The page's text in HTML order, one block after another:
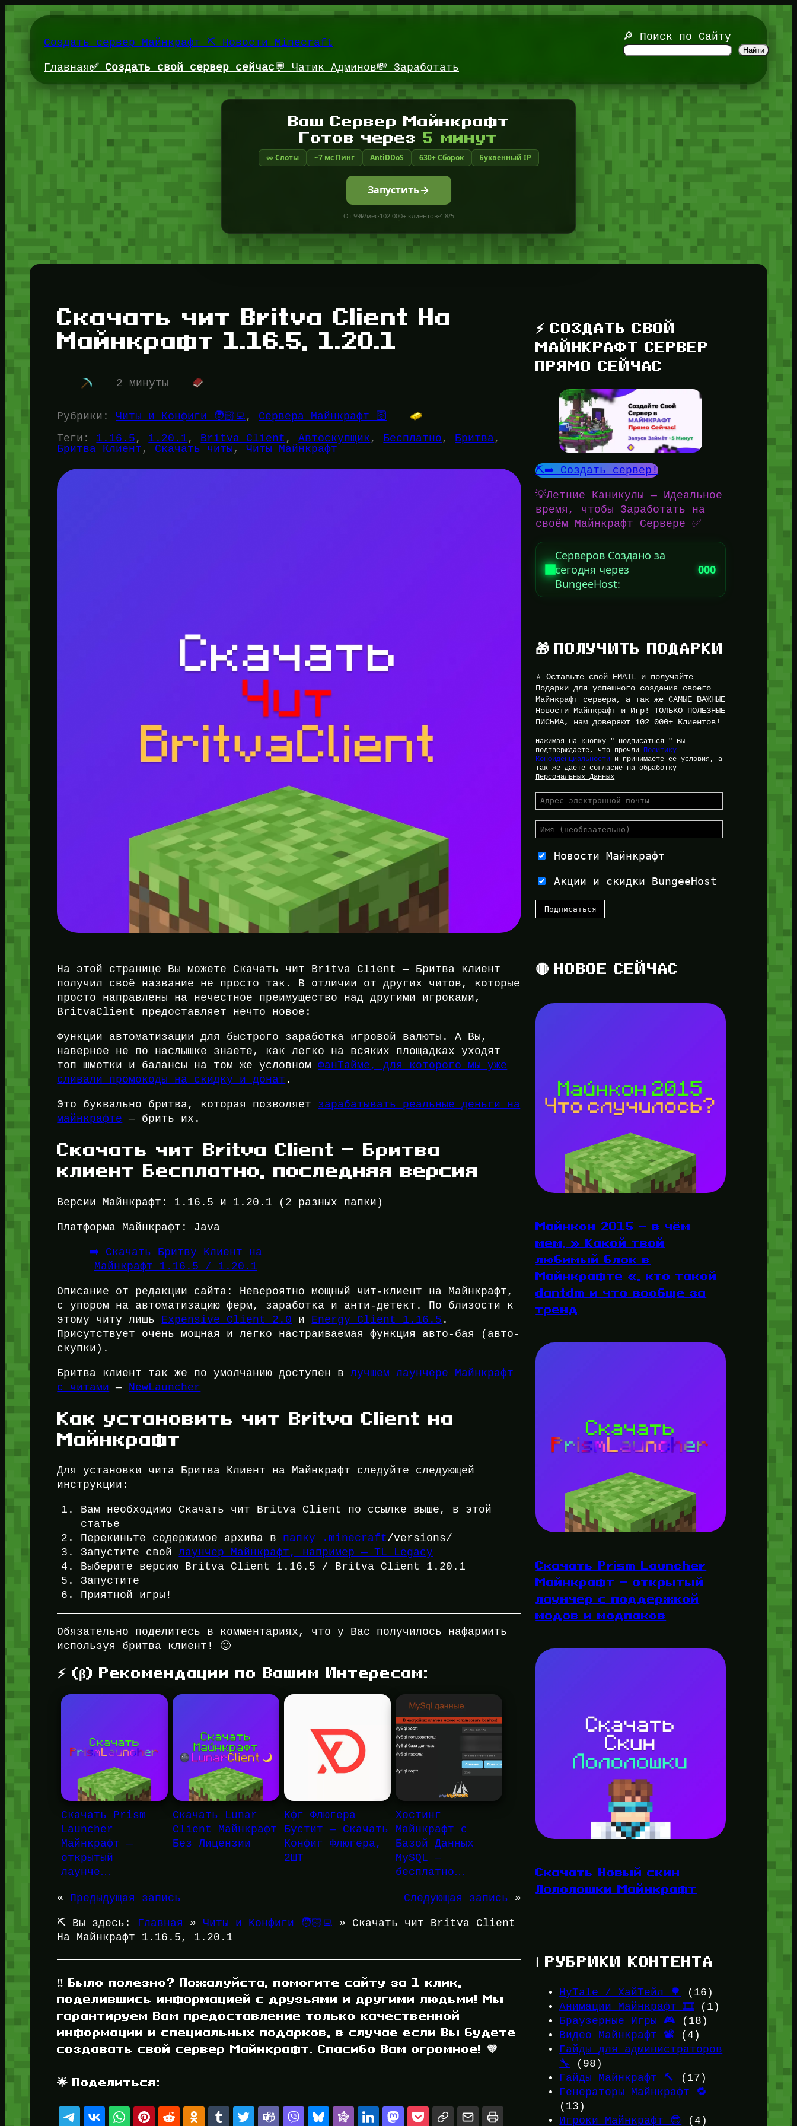
Перейти
содержимомуСоздать сервер Майнкрафт ⛏️ Новости Minecraft
🔎 Поиск по Сайту
Найти
Главная✅ Создать свой сервер сейчас💬 Чатик Админов💸 Заработать
Ваш Сервер Майнкрафт
Готов через5 минут
∞ Слоты ~7 мс Пинг AntiDDoS 630+ Сборок Буквенный IP
Запустить
От 99₽/мес·102 000+ клиентов·4.8/5
Скачать чит Britva Client На
Майнкрафт 1.16.5, 1.20.1
2 минуты
Рубрики:Читы и Конфиги 🧑🏻‍💻 , Сервера Майнкрафт 🛜
Теги: 1.16.5 , 1.20.1 , Britva Client , Автоскупщик , Бесплатно , Бритва
Бритва Клиент , Скачать читы , Читы Майнкрафт
На этой странице Вы можете Скачать чит Britva Client — Бритва клиент
получил своё название не просто так. В отличии от других читов, которые
просто направлены на нечестное преимущество над другими игроками,
BritvaClient предоставляет нечто новое:
Функции автоматизации для быстрого заработка игровой валюты. А Вы,
наверное не по наслышке знаете, как легко на всяких площадках уходят
топ шмотки и балансы на том же условномФанТайме, для которого мы уже
сливали промокоды на скидку и донат .
Это буквально бритва, которая позволяет зарабатывать реальные деньги на
майнкрафте — брить их.
Скачать чит Britva Client — Бритва
клиент Бесплатно, последняя версия
Версии Майнкрафт: 1.16.5 и 1.20.1 (2 разных папки)
Платформа Майнкрафт: Java
➡️ Скачать Бритву Клиент на
Майнкрафт 1.16.5 / 1.20.1
Описание от редакции сайта: Невероятно мощный чит-клиент на Майнкрафт,
с упором на автоматизацию ферм, заработка и анти-детект. По близости к
этому читу лишь Expensive Сlient 2.0 и Energy Client 1.16.5 .
Присутствует очень мощная и легко настраиваемая функция авто-бая (авто-
скупки).
Бритва клиент так же по умолчанию доступен влучшем лаунчере Майнкрафт
с читами — NewLauncher
Как установить чит Britva Client на
Майнкрафт
Для установки чита Бритва Клиент на Майнкрафт следуйте следующей
инструкции:
Вам необходимо Скачать чит Britva Client по ссылке выше, в этой
статье
Перекиньте содержимое архива в папку .minecraft/versions/
Запустите свойлаунчер Майнкрафт, например — TL Legacy
Выберите версию Britva Client 1.16.5 / Britva Client 1.20.1
Запустите
Приятной игры!
Обязательно поделитесь в комментариях, что у Вас получилось нафармить
используя бритва клиент! 🙂
⚡ (β) Рекомендации по Вашим Интересам:
Скачать Prism
Launcher
Майнкрафт —
открытый
лаунче…
Скачать Lunar
Client Майнкрафт
Без Лицензии
Кфг Флюгера
Бустит — Скачать
Конфиг Флюгера,
2ШТ
Хостинг
Майнкрафт с
Базой Данных
MySQL —
бесплатно…
« Предыдущая запись Следующая запись »
⛏️ Вы здесь: Главная »Читы и Конфиги 🧑🏻‍💻 » Скачать чит Britva Client
На Майнкрафт 1.16.5, 1.20.1
‼️ Было полезно? Пожалуйста, помогите сайту за 1 клик,
поделившись информацией с друзьями и другими людьми! Мы
гарантируем Вам предоставление только качественной
информации и специальных подарков, в случае если Вы будете
создавать свой сервер Майнкрафт. Спасибо Вам огромное! 💜
🌟 Поделиться:
⚡ СОЗДАТЬ СВОЙ
МАЙНКРАФТ СЕРВЕР
ПРЯМО СЕЙЧАС
⛏️➡️ Создать сервер!
💡Летние Каникулы — Идеальное
время, чтобы Заработать на
своём Майнкрафт Сервере ✅
Серверов Создано за
сегодня через
BungeeHost:
000
🎁 ПОЛУЧИТЬ ПОДАРКИ
⭐ Оставьте свой EMAIL и получайте
Подарки для успешного создания своего
Майнкрафт сервера, а так же САМЫЕ ВАЖНЫЕ
Новости Майнкрафт и Игр! ТОЛЬКО ПОЛЕЗНЫЕ
ПИСЬМА, нам доверяют 102 000+ Клиентов!
Нажимая на кнопку " Подписаться " Вы
подтверждаете, что прочли Политику
Конфиденциальности и принимаете её условия, а
так же даёте согласие на обработку
Персональных Данных
Новости Майнкрафт
Акции и скидки BungeeHost
🔴 НОВОЕ СЕЙЧАС
Майнкон 2015 — в чём
мем, » Какой твой
любимый блок в
Майнкрафте «, кто такой
dantdm и что вообще за
тренд
Скачать Prism Launcher
Майнкрафт — открытый
лаунчер с поддержкой
модов и модпаков
Скачать Новый скин
Лололошки Майнкрафт
ℹ️ РУБРИКИ КОНТЕНТА
HyTale / ХайТейл 🌳
(16)
Анимации Майнкрафт 🎞️ (1)
Браузерные Игры 🎮 (18)
Видео Майнкрафт 📽️ (4)
Гайды для администраторов
🔧
(98)
Гайды Майнкрафт 🔨
(17)
Генераторы Майнкрафт 🔁
(13)
Игроки Майнкрафт 😎 (4)